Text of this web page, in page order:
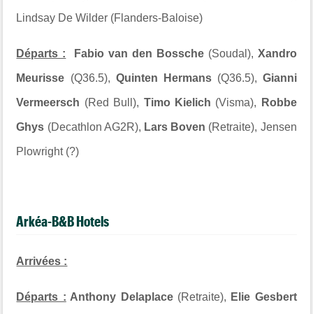
Lindsay De Wilder (Flanders-Baloise)
Départs : Fabio van den Bossche(Soudal), Xandro
Meurisse (Q36.5), Quinten Hermans(Q36.5), Gianni
Vermeersch (Red Bull), Timo Kielich (Visma), Robbe
Ghys (Decathlon AG2R), Lars Boven (Retraite), Jensen
Plowright (?)
Arkéa-B&B Hotels
Arrivées :
Départs : Anthony Delaplace(Retraite), Elie Gesbert